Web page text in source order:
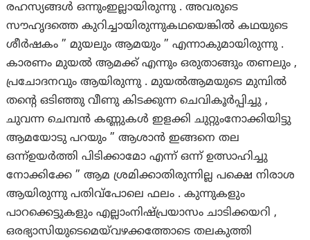
രഹസ്യങ്ങൾ ഒന്നുംഇല്ലായിരുന്നു . അവരുടെ
സൗഹൃദത്തെ കുറിച്ചായിരുന്നുകഥയെങ്കിൽ കഥയുടെ
ശീർഷകം ” മുയലും ആമയും ” എന്നാകുമായിരുന്നു .
കാരണം മുയൽ ആമക്ക് എന്നും ഒരുതാങ്ങും തണലും ,
പ്രചോദനവും ആയിരുന്നു . മുയൽആമയുടെ മുമ്പിൽ
തന്റെ ഒടിഞ്ഞു വീണു കിടക്കുന്ന ചെവികൂർപ്പിച്ചു ,
ചുവന്ന ചെമ്പൻ കണ്ണുകൾ ഇളക്കി ചുറ്റുംനോക്കിയിട്ടു
ആമയോടു പറയും ” ആശാൻ ഇങ്ങനെ തല
ഒന്ന്ഉയർത്തി പിടിക്കാമോ എന്ന് ഒന്ന് ഉത്സാഹിച്ചു
നോക്കിക്കേ ” ആമ ശ്രമിക്കാതിരുന്നില്ല പക്ഷെ നിരാശ
ആയിരുന്നു പതിവ്പോലെ ഫലം . കുന്നുകളും
പാറക്കെട്ടുകളും എല്ലാംനിഷ്പ്രയാസം ചാടിക്കയറി ,
ഒരഭ്യാസിയുടെമെയ്‌വഴക്കത്തോടെ തലകുത്തി